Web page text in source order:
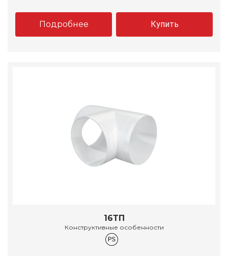
Подробнее Купить
16ТП
Конструктивные особенности